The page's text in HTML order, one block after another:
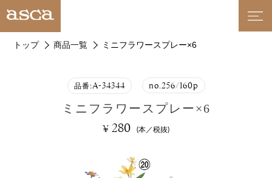
トップ 商品一覧 ミニフラワースプレー×6
品番:A-34344 no.256/160p
ミニフラワースプレー×6
¥ 280 (本／税抜)